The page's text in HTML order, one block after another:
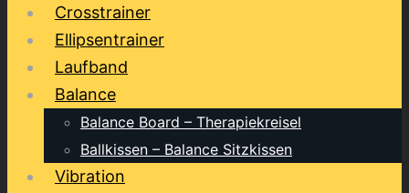
Crosstrainer
Ellipsentrainer
Laufband
Balance
Balance Board – Therapiekreisel
Ballkissen – Balance Sitzkissen
Vibration